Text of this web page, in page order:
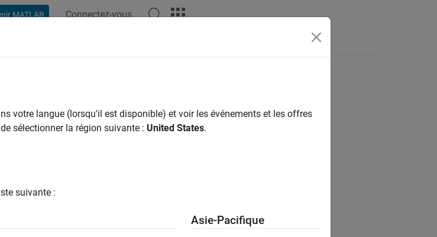
MATLAB Connectez-vous
How useful was this information?
votre langue (lorsqu'il est disponible) et voir les événements et les offres
sélectionner la région suivante : United States.
suivante :
Asie-Pacifique